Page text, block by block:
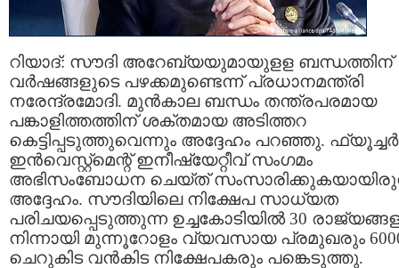
റിയാദ്: സൗദി അറേബ്യയുമായുളള ബന്ധത്തിന്
വര്‍ഷങ്ങളുടെ പഴക്കമുണ്ടെന്ന് പ്രധാനമന്ത്രി
നരേന്ദ്രമോദി. മുന്‍കാല ബന്ധം തന്ത്രപരമായ
പങ്കാളിത്തത്തിന് ശക്തമായ അടിത്തറ
കെട്ടിപ്പടുത്തുവെന്നും അദ്ദേഹം പറഞ്ഞു. ഫ്യൂച്ചര്‍
ഇന്‍വെസ്റ്റ്മെന്റ് ഇനീഷ്യേറ്റീവ് സംഗമം
അഭിസംബോധന ചെയ്ത്
അദ്ദേഹം. സൗദിയിലെ നിക്ഷേപ സാധ്യത
പരിചയപ്പെടുത്തുന്ന ഉച്ചകോടിയില്‍ 30
നിന്നായി മുന്നൂറോളം വ്യവസായ പ്രമുഖരും
ചെറുകിട വന്‍കിട നിക്ഷേപകരും പങ്കെടുത്തു.